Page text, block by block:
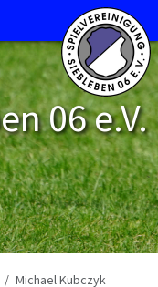
06 e.V.
Michael Kubczyk